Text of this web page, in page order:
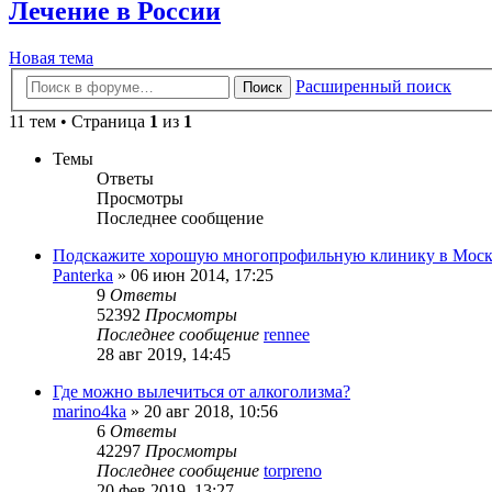
Лечение в России
Новая тема
Поиск
Расширенный поиск
11 тем • Страница 1 из 1
Темы
Ответы
Просмотры
Последнее сообщение
Подскажите хорошую многопрофильную клинику в
Panterka » 06 июн 2014, 17:25
9 Ответы
52392 Просмотры
Последнее сообщение rennee
28 авг 2019, 14:45
Где можно вылечиться от алкоголизма?
marino4ka » 20 авг 2018, 10:56
6 Ответы
42297 Просмотры
Последнее сообщение torpreno